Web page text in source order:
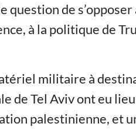
question de
à la politique de
militaire à
de Tel Aviv ont eu
palestinienne, et